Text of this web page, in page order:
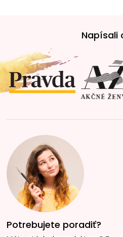
t
i
e
Napísali
Potrebujete poradiť?